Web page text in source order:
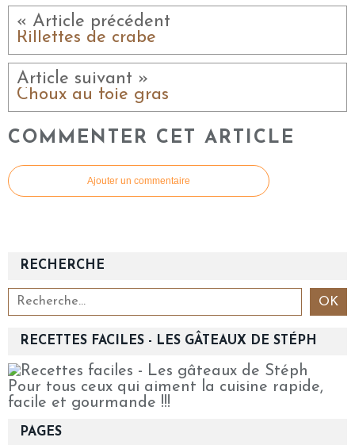
« Article précédent
Rillettes de crabe
Article suivant »
Choux au foie gras
COMMENTER CET ARTICLE
Ajouter un commentaire
RECHERCHE
RECETTES FACILES - LES GÂTEAUX DE STÉPH
Pour tous ceux qui aiment la cuisine rapide,
facile et gourmande !!!
PAGES